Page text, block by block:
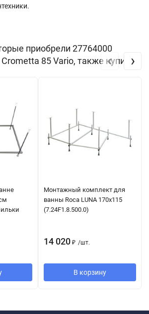
приобрели 27764000
85 Vario, также купили
Монтажный комплект для
ванны Roca LUNA 170x115
(7.24F1.8.500.0)
14 020 ₽ /шт.
В корзину
‹ ›